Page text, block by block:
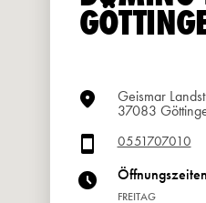
Geismar
37083
0551707010
Öffnungszeiten
FREITAG